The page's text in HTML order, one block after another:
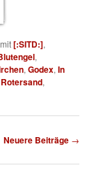
[:SITD:],
,
,Godex,In
Rotersand,
Neuere Beiträge →